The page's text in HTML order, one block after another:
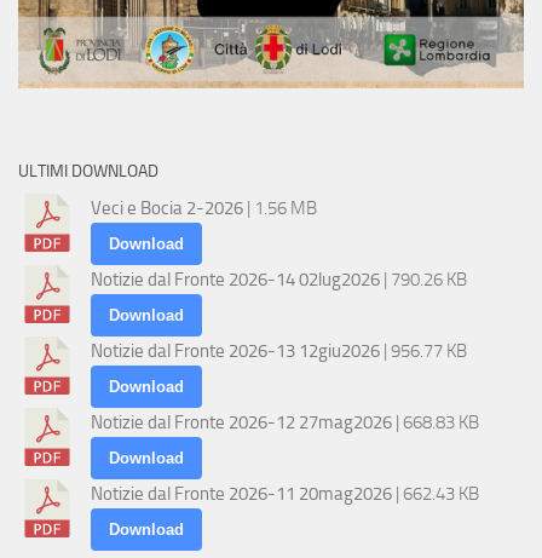
ULTIMI DOWNLOAD
Veci e Bocia 2-2026 | 1.56 MB
Download
Notizie dal Fronte 2026-14 02lug2026 | 790.26 KB
Download
Notizie dal Fronte 2026-13 12giu2026 | 956.77 KB
Download
Notizie dal Fronte 2026-12 27mag2026 | 668.83 KB
Download
Notizie dal Fronte 2026-11 20mag2026 | 662.43 KB
Download